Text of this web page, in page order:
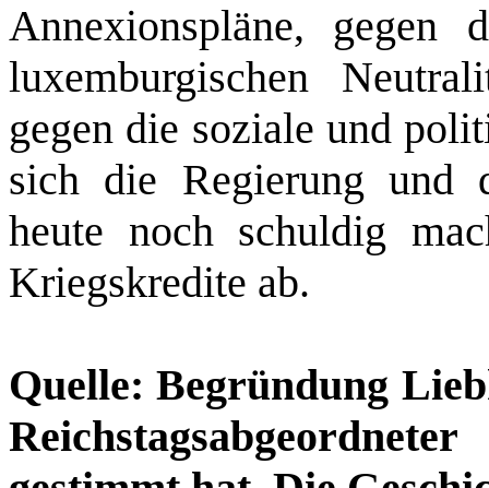
Annexionspläne, gegen
luxemburgischen
gegen die soziale und
sich die Regierung und
heute noch schuldig
Kriegskredite ab.
Quelle: Begründung